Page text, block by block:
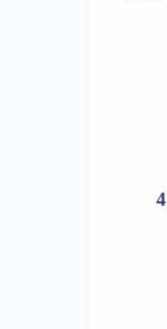
طريقة عمل خطة تسويقية ناجحة في 4